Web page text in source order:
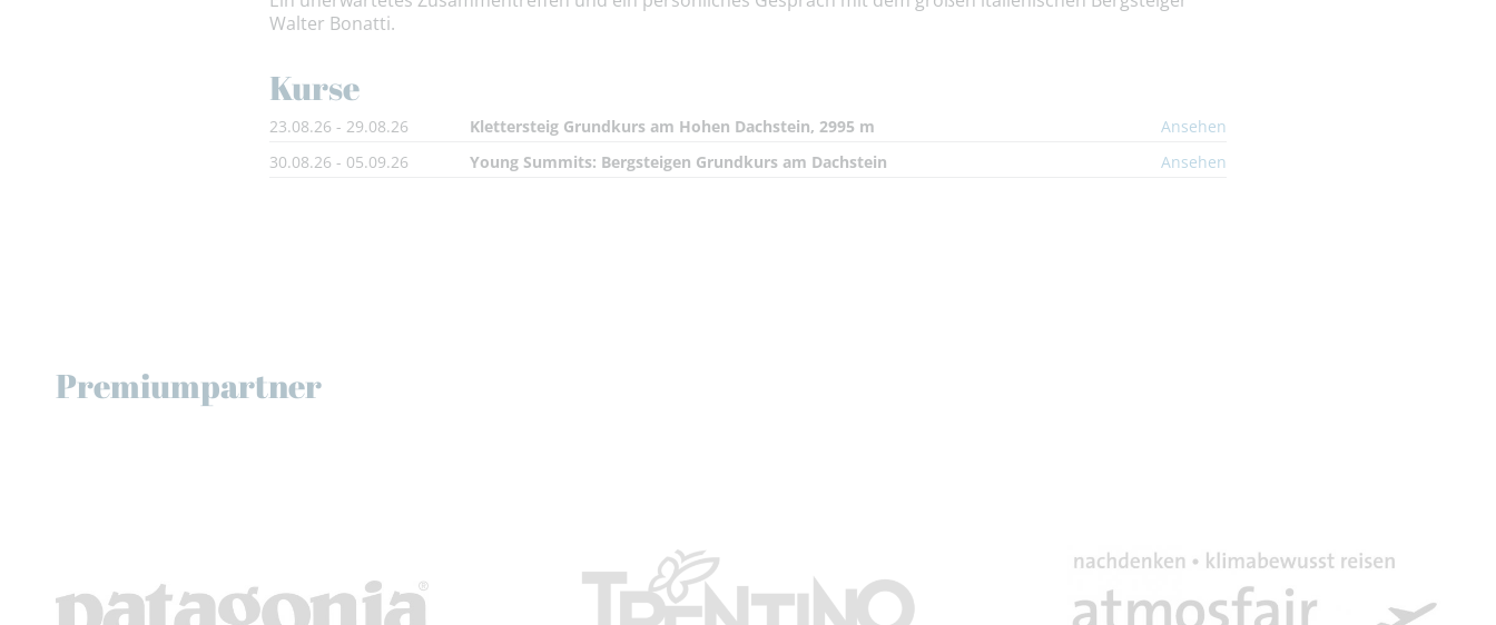
Walter Bonatti.
Kurse
23.08.26 - 29.08.26 Klettersteig Grundkurs am Hohen Dachstein, 2995 m
Ansehen
30.08.26 - 05.09.26
Young Summits: Bergsteigen Grundkurs am Dachstein Ansehen
Premiumpartner